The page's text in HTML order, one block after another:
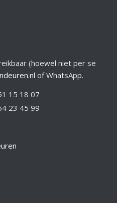
(hoewel niet per se
of WhatsApp.
15 18 07
23 45 99